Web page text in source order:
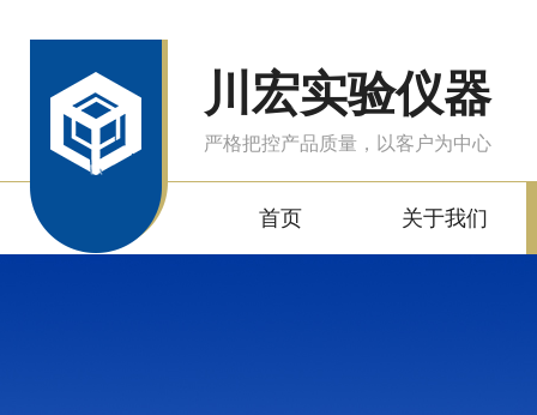
川宏实验仪器
严格把控产品质量，以客户为中心
首页 关于我们